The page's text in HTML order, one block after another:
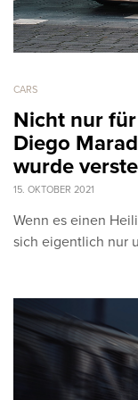
CARS
Nicht nur
Diego
wurde
15. OKTOBER 2021
Wenn es einen
sich eigentlich nur